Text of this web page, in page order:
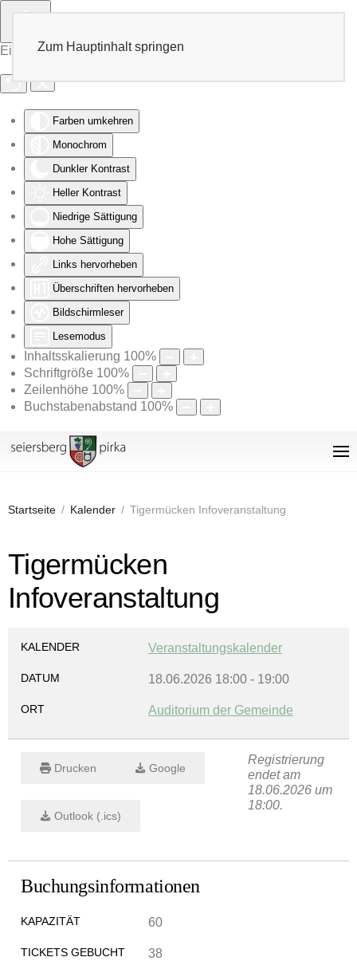
Eingabehilfen öffnen
Farben umkehren
Monochrom
Dunkler Kontrast
Heller Kontrast
Niedrige Sättigung
Hohe Sättigung
Links hervorheben
Überschriften hervorheben
Bildschirmleser
Lesemodus
Inhaltsskalierung 100%
Schriftgröße 100%
Zeilenhöhe 100%
Buchstabenabstand 100%
Zum Hauptinhalt springen
Startseite Kalender Tigermücken Infoveranstaltung
Tigermücken
Infoveranstaltung
KALENDER Veranstaltungskalender
DATUM 18.06.2026 18:00 - 19:00
ORT Auditorium der Gemeinde
Drucken Google
Outlook (.ics)
Registrierung
endet am
18.06.2026 um
18:00.
Buchungsinformationen
KAPAZITÄT 60
TICKETS GEBUCHT 38